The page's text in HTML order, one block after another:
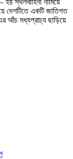
স্থলবাহিনী নামিয়ে
দেশটিতে একটি জাতিগত
আঁচ মধ্যপ্রাচ্য ছাড়িয়ে